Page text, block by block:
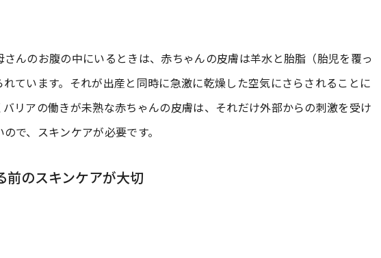
んのお腹の中にいるときは、赤ちゃんの皮膚は羊水と胎脂（胎児を覆っ
ています。それが出産と同時に急激に乾燥した空気にさらされることに
リアの働きが未熟な赤ちゃんの皮膚は、それだけ外部からの刺激を受け
で、スキンケアが必要です。
前のスキンケアが大切